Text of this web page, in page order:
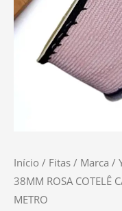
Início / Fitas / Marca /
38MM ROSA COTELÊ
METRO